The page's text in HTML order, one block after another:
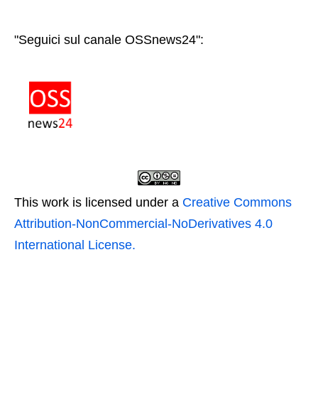
"Seguici sul canale OSSnews24":
This work is licensed under a Creative Commons
Attribution-NonCommercial-NoDerivatives 4.0
International License.